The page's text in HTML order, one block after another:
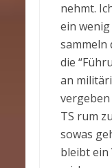
nehmt.
ein
sammeln
die
an
TS rum
sowas
bleibt ein